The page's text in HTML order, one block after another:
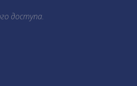
доступа.